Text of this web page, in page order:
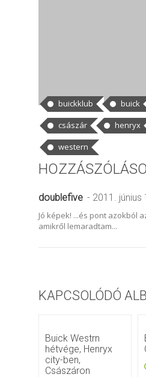
buickklub buick
császár
henryx
western
doublefive - 2011. június
Jó képek! ...és pont azokból
amikről lemaradtam...
KAPCSOLÓDÓ
Buick Westrn
hétvége, Henryx
city-ben,
Császáron